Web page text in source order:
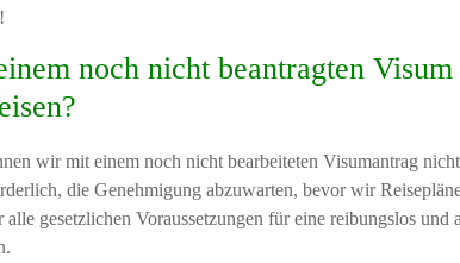
noch nicht beantragten Visum
wir mit einem noch nicht bearbeiteten Visumantrag
die Genehmigung abzuwarten, bevor wir
gesetzlichen Voraussetzungen für eine reibungslos und